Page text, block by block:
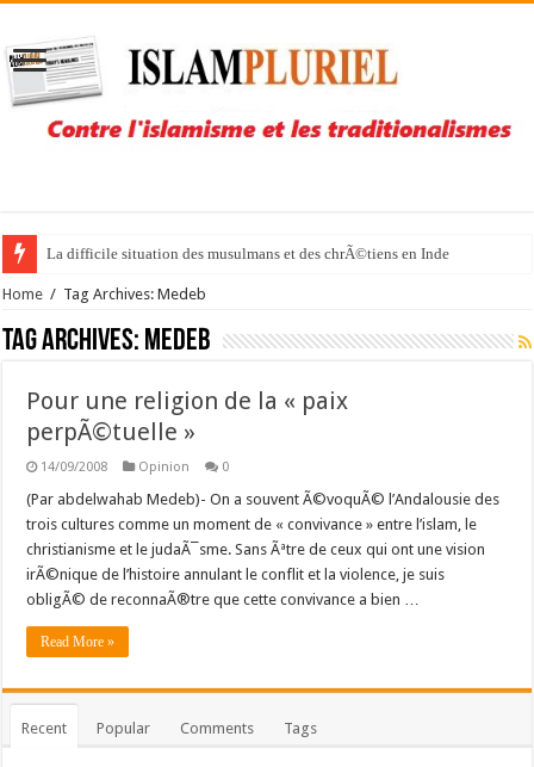
La difficile situation des musulmans et des chrÃ©tiens en Inde
Home / Tag Archives: Medeb
Tag Archives: Medeb
Pour une religion de la « paix
perpÃ©tuelle »
14/09/2008 Opinion 0
(Par abdelwahab Medeb)- On a souvent Ã©voquÃ© l’Andalousie des
trois cultures comme un moment de « convivance » entre l’islam, le
christianisme et le judaÃ¯sme. Sans Ãªtre de ceux qui ont une vision
irÃ©nique de l’histoire annulant le conflit et la violence, je suis
obligÃ© de reconnaÃ®tre que cette convivance a bien …
Read More »
Recent Popular Comments Tags